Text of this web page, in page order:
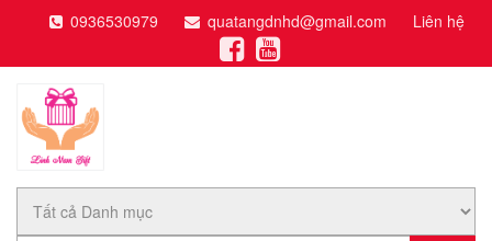
0936530979 quatangdnhd@gmail.com Liên hệ